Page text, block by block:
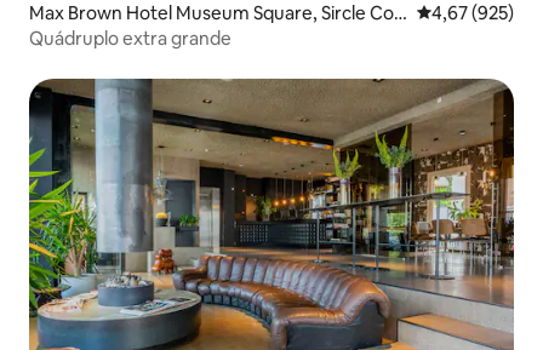
Max Brown Hotel Museum Square, Sircle Coll
ection
4,67 de uma
4,67 (925)
Quádruplo extra grande